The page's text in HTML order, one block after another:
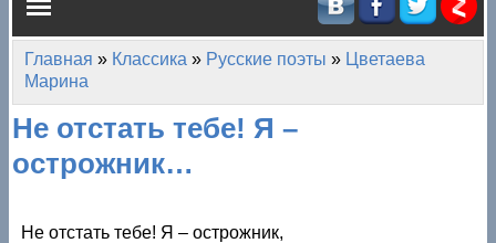
Главное меню
Вы здесь
Главная » Классика » Русские поэты » Цветаева
Марина
Не отстать тебе! Я –
острожник…
Не отстать тебе! Я – острожник,